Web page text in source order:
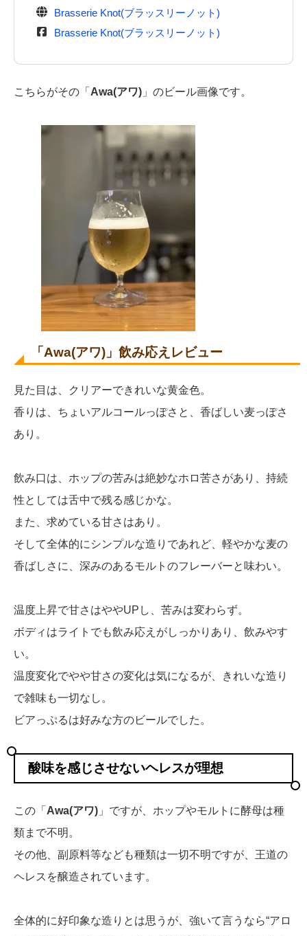
Brasserie Knot(ブラッスリーノット)
Brasserie Knot(ブラッスリーノット)
こちらがその「 Awa(アワ) 」のビール画像です。
「Awa(アワ)」飲み応えレビュー
見た目は、クリアーできれいな黄金色。
香りは、ちょいアルコールっぽさと、香ばしい麦っぽさ
あり。
飲み口は、ホップの苦みは絶妙なホロ苦さがあり、持続
性としては舌中で残る感じかな。
また、求めている甘さはあり。
そして全体的にシンプルな造りであれど、軽やかな麦の
香ばしさに、深みのあるモルトのフレーバーと味わい。
温度上昇で甘さはややUPし、苦みは変わらず。
ボディはライトでも飲み応えがしっかりあり、飲みやす
い。
温度変化でやや甘さの変化は気になるが、きれいな造り
で雑味も一切なし。
ビアっぷるは好みな方のビールでした。
酸味を感じさせないヘレスが理想
この「 Awa(アワ) 」ですが、ホップやモルトに酵母は種
類まで不明。
その他、副原料等なども種類は一切不明ですが、王道の
ヘレスを醸造されています。
全体的に好印象な造りとは思うが、強いて言うなら“アロ